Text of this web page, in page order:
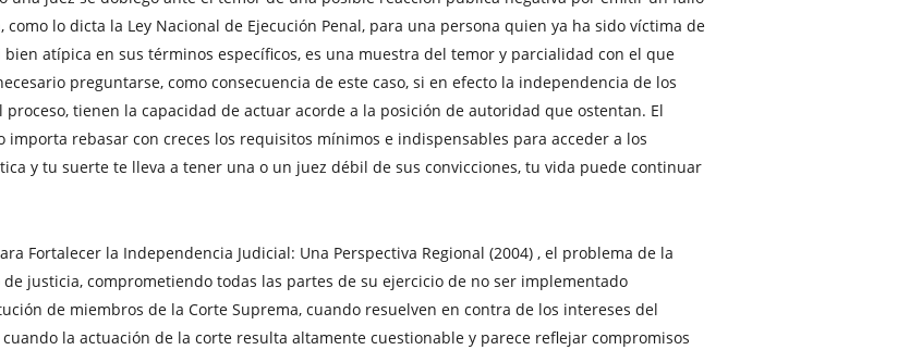
lo dicta la Ley Nacional de Ejecución Penal, para una persona quien ya ha sido víctima de
atípica en sus términos específicos, es una muestra del temor y parcialidad con el que
preguntarse, como consecuencia de este caso, si en efecto la independencia de los
tienen la capacidad de actuar acorde a la posición de autoridad que ostentan. El
rebasar con creces los requisitos mínimos e indispensables para acceder a los
y tu suerte te lleva a tener una o un juez débil de sus convicciones, tu vida puede continuar
Fortalecer la Independencia Judicial: Una Perspectiva Regional (2004) , el problema de la
justicia, comprometiendo todas las partes de su ejercicio de no ser implementado
de miembros de la Corte Suprema, cuando resuelven en contra de los intereses del
la actuación de la corte resulta altamente cuestionable y parece reflejar compromisos